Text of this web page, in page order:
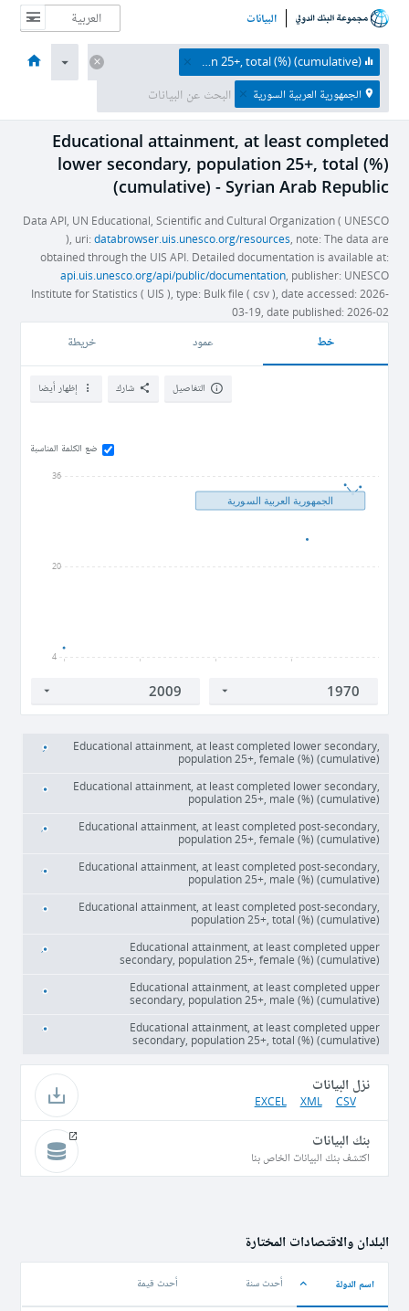
البيانات
الصفحة الرئيسية الاقتصادات الموضوعات البيانات والموارد نبذة عن Educational attainment, at least completed lower secondary, population 25+, total (%) (cumulative)
الجمهورية العربية السورية
Educational attainment, at least completed
lower secondary, population 25+, total (%)
(cumulative) - Syrian Arab Republic
Data API, UN Educational, Scientific and Cultural Organization ( UNESCO
), uri: databrowser.uis.unesco.org/resources , note: The data are
obtained through the UIS API. Detailed documentation is available at:
api.uis.unesco.org/api/public/documentation, publisher: UNESCO
Institute for Statistics ( UIS ), type: Bulk file ( csv ), date accessed: 2026-
03-19, date published: 2026-02
خط عمود خريطة
إظهار أيضا شارك التفاصيل
ضع الكلمة المناسبة
4
20
36
الجمهورية العربية السورية
Educational attainment, at least completed lower secondary,
population 25+, female (%) (cumulative)
Educational attainment, at least completed lower secondary,
population 25+, male (%) (cumulative)
Educational attainment, at least completed post-secondary,
population 25+, female (%) (cumulative)
Educational attainment, at least completed post-secondary,
population 25+, male (%) (cumulative)
Educational attainment, at least completed post-secondary,
population 25+, total (%) (cumulative)
Educational attainment, at least completed upper
secondary, population 25+, female (%) (cumulative)
Educational attainment, at least completed upper
secondary, population 25+, male (%) (cumulative)
Educational attainment, at least completed upper
secondary, population 25+, total (%) (cumulative)
نزل البيانات
CSV
XML
EXCEL
بنك البيانات
اكتشف بنك البيانات الخاص بنا
البلدان والاقتصادات المختارة
اسم الدولة أحدث سنة أحدث قيمة